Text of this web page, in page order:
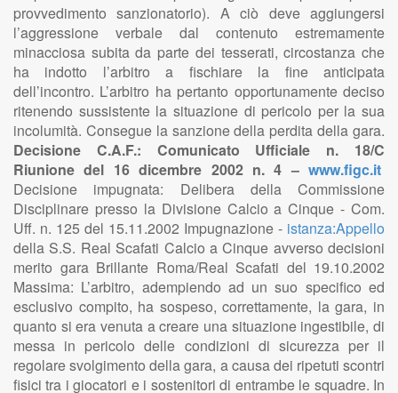
provvedimento sanzionatorio). A ciò deve aggiungersi
l’aggressione verbale dal contenuto estremamente
minacciosa subita da parte dei tesserati, circostanza che
ha indotto l’arbitro a fischiare la fine anticipata
dell’incontro. L’arbitro ha pertanto opportunamente deciso
ritenendo sussistente la situazione di pericolo per la sua
incolumità. Consegue la sanzione della perdita della gara.
Decisione C.A.F.: Comunicato Ufficiale n. 18/C
Riunione del 16 dicembre 2002 n. 4 – www.figc.it
Decisione impugnata: Delibera della Commissione
Disciplinare presso la Divisione Calcio a Cinque - Com.
Uff. n. 125 del 15.11.2002 Impugnazione - istanza:Appello
della S.S. Real Scafati Calcio a Cinque avverso decisioni
merito gara Brillante Roma/Real Scafati del 19.10.2002
Massima: L’arbitro, adempiendo ad un suo specifico ed
esclusivo compito, ha sospeso, correttamente, la gara, in
quanto si era venuta a creare una situazione ingestibile, di
messa in pericolo delle condizioni di sicurezza per il
regolare svolgimento della gara, a causa dei ripetuti scontri
fisici tra i giocatori e i sostenitori di entrambe le squadre. In